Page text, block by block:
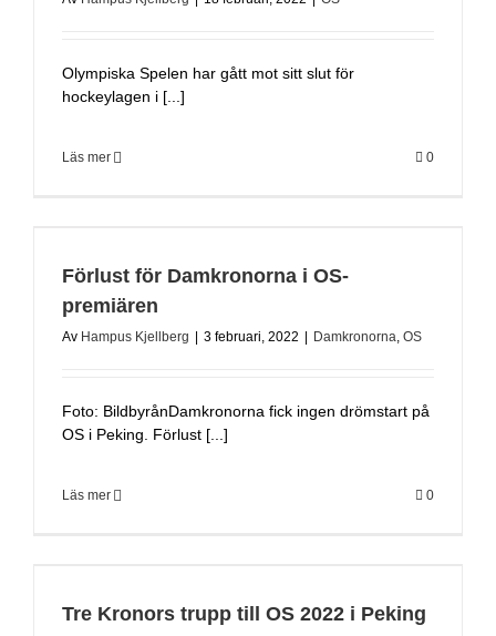
Olympiska Spelen har gått mot sitt slut för
hockeylagen i [...]
Läs mer 0
Förlust för Damkronorna i OS-
premiären
Av Hampus Kjellberg 3 februari, 2022 Damkronorna, OS
Foto: BildbyrånDamkronorna fick ingen drömstart på
OS i Peking. Förlust [...]
Läs mer 0
Tre Kronors trupp till OS 2022 i Peking